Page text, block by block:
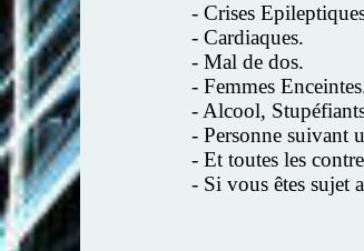
- Crises
- Cardiaques.
- Mal de dos.
- Femmes
- Alcool,
- Personne suivant
- Et toutes les
- Si vous êtes sujet